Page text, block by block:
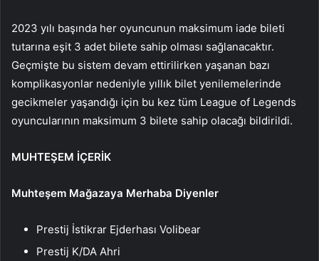
2023 yılı başında her oyuncunun maksimum iade bileti
tutarına eşit 3 adet bilete sahip olması sağlanacaktır.
Geçmişte bu sistem devam ettirilirken yaşanan bazı
komplikasyonlar nedeniyle yıllık bilet yenilemelerinde
gecikmeler yaşandığı için bu kez tüm League of Legends
oyuncularının maksimum 3 bilete sahip olacağı bildirildi.
MUHTEŞEM İÇERİK
Muhteşem Mağazaya Merhaba Diyenler
Prestij İstikrar Ejderhası Volibear
Prestij K/DA Ahri